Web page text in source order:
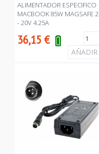
ALIMENTADOR ESPECIFICO
MACBOOK 85W MAGSAFE 2
- 20V 4.25A
36,15€